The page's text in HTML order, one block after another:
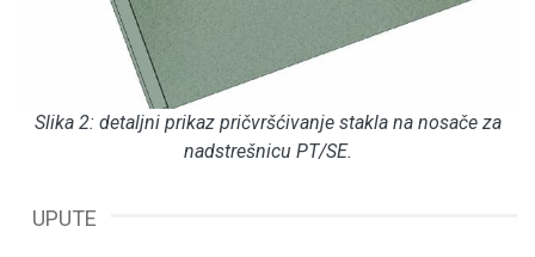
Slika 2: detaljni prikaz pričvršćivanje stakla na nosače za
nadstrešnicu PT/SE.
UPUTE